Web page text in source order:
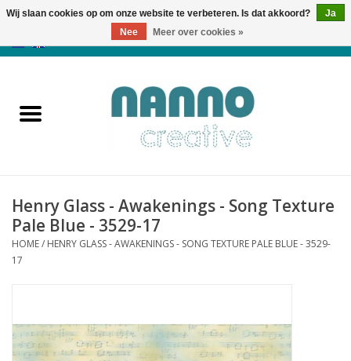
Producten
Nieuws
Herfst & Halloween
Laatste Kans
Henry Glass - Awakenings - Song Texture
Pale Blue - 3529-17
HOME/ HENRY GLASS - AWAKENINGS - SONG TEXTURE PALE BLUE - 3529-
17
Wij slaan cookies op om onze website te verbeteren. Is dat akkoord?
Ja
Nee
Meer over cookies »